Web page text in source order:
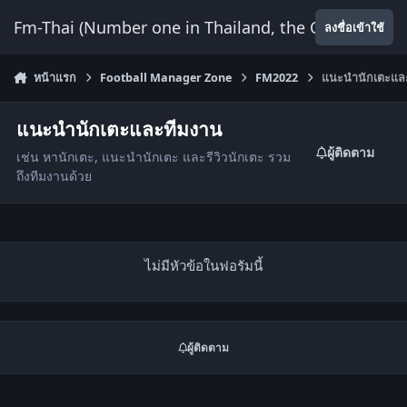
Fm-Thai (Number one in Thailand, the Onlyลงชื่อเข้าใช้
หน้าแรก Football Manager Zone FM2022 แนะนำนักเตะแ
แนะนำนักเตะและทีมงาน
เช่น หานักเตะ, แนะนำนักเตะ และรีวิวนักเตะ รวม
ถึงทีมงานด้วย
ผู้ติดตาม
ไม่มีหัวข้อในฟอรัมนี้
ผู้ติดตาม